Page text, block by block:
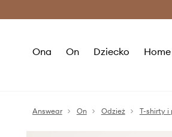
Ona On Dziecko Home
Answear On Odzież T-shirty i